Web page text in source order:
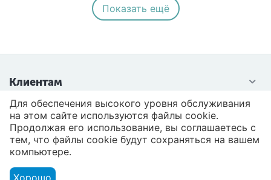
Показать ещё
Клиентам
Контакты
Для обеспечения высокого уровня обслуживания
на этом сайте используются файлы cookie.
Продолжая его использование, вы соглашаетесь с
тем, что файлы cookie будут сохраняться на вашем
компьютере.
Хорошо